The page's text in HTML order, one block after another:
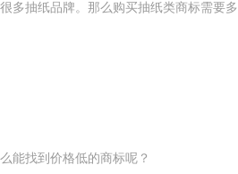
多抽纸品牌。那么购买抽纸类商标需要多
能找到价格低的商标呢？